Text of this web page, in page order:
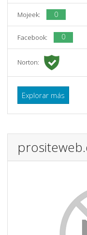
Mojeek: 0
Facebook: 0
Norton:
Explorar más